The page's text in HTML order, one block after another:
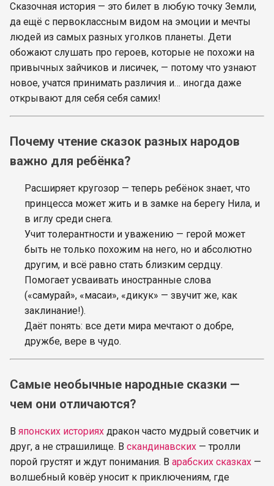
Сказочная история — это билет в любую точку Земли,
да ещё с первоклассным видом на эмоции и мечты
людей из самых разных уголков планеты. Дети
обожают слушать про героев, которые не похожи на
привычных зайчиков и лисичек, — потому что узнают
новое, учатся принимать различия и… иногда даже
открывают для себя себя самих!
Почему чтение сказок разных народов
важно для ребёнка?
Расширяет кругозор — теперь ребёнок знает, что
принцесса может жить и в замке на берегу Нила, и
в иглу среди снега.
Учит толерантности и уважению — герой может
быть не только похожим на него, но и абсолютно
другим, и всё равно стать близким сердцу.
Помогает усваивать иностранные слова
(«самурай», «масаи», «дикук» — звучит же, как
заклинание!).
Даёт понять: все дети мира мечтают о добре,
дружбе, вере в чудо.
Самые необычные народные сказки —
чем они отличаются?
В японских историях дракон часто мудрый советчик и
друг, а не страшилище. В скандинавских — тролли
порой грустят и ждут понимания. В арабских сказках —
волшебный ковёр уносит к приключениям, где